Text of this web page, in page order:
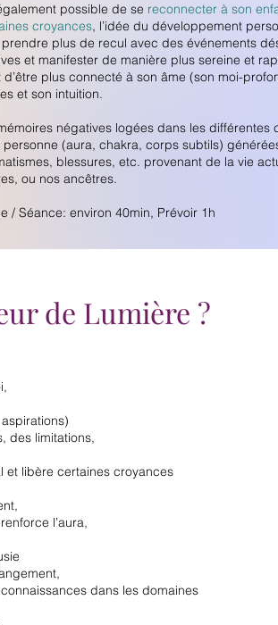
possible de se reconnecter à son
croyances, l’idée du développement
prendre plus de recul avec des événements
et manifester de manière plus sereine et
plus connecté à son âme (son moi-
et son intuition.
négatives logées dans les différentes
personne (aura, chakra, corps subtils)
blessures, etc. provenant de la vie
ou nos ancêtres.
/ Séance: environ 40min, Prévoir 1h
de Lumière ?
des limitations,
et libère certaines croyances
l’aura,
dans les domaines